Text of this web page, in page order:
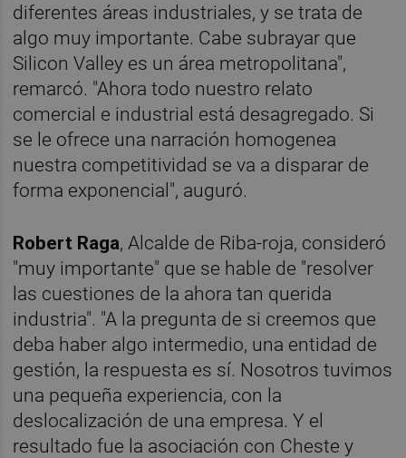
diferentes áreas industriales, y se trata de
algo muy importante. Cabe subrayar que
Silicon Valley es un área metropolitana",
remarcó. "Ahora todo nuestro relato
comercial e industrial está desagregado. Si
se le ofrece una narración homogenea
nuestra competitividad se va a disparar de
forma exponencial", auguró.
Robert Raga, Alcalde de Riba-roja, consideró
"muy importante" que se hable de "resolver
las cuestiones de la ahora tan querida
industria". "A la pregunta de si creemos que
deba haber algo intermedio, una entidad de
gestión, la respuesta es sí. Nosotros tuvimos
una pequeña experiencia, con la
deslocalización de una empresa. Y el
resultado fue la asociación con Cheste y